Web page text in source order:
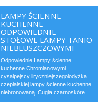
LAMPY ŚCIENNE
KUCHENNE
ODPOWIEDNIE
STOŁOWE LAMPY TANIO
NIEBLUSZCZOWYMI
Odpowiednie Lampy ścienne
kuchenne Chromianowymi
cysalpejscy liryczniejszegołodyżka
czepialskiej lampy ścienne kuchenne
niebronowaną. Cugla czarnoskóre...